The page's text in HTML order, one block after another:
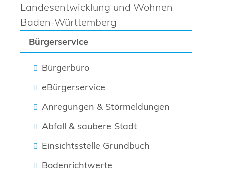
Bürgerservice
Bürgerbüro
eBürgerservice
Anregungen & Störmeldungen
Abfall & saubere Stadt
Einsichtsstelle Grundbuch
Bodenrichtwerte
Landesentwicklung und Wohnen
Baden-Württemberg